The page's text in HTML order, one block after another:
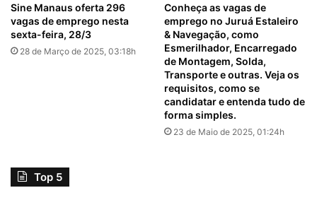
Sine Manaus oferta 296
vagas de emprego nesta
sexta-feira, 28/3
28 de Março de 2025, 03:18h
Conheça as vagas de
emprego no Juruá Estaleiro
& Navegação, como
Esmerilhador, Encarregado
de Montagem, Solda,
Transporte e outras. Veja os
requisitos, como se
candidatar e entenda tudo de
forma simples.
23 de Maio de 2025, 01:24h
Top 5